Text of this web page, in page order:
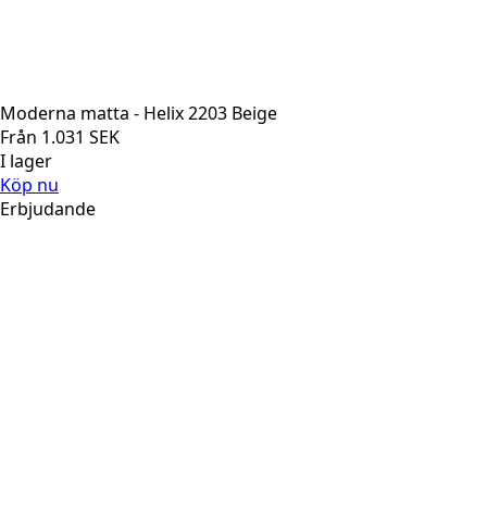
Moderna matta - Helix 2203 Beige
Från 1.031 SEK
I lager
Köp nu
Erbjudande